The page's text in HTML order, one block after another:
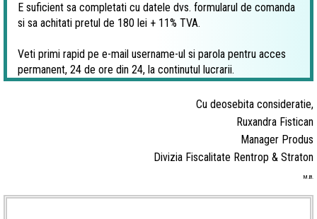
E suficient sa completati cu datele dvs. formularul de comanda
si sa achitati pretul de 180 lei + 11% TVA.
Veti primi rapid pe e-mail username-ul si parola pentru acces
permanent, 24 de ore din 24, la continutul lucrarii.
Cu deosebita consideratie,
Ruxandra Fistican
Manager Produs
Divizia Fiscalitate Rentrop & Straton
M.B.